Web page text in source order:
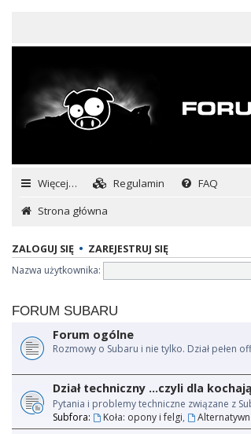
Więcej… Regulamin FAQ
Strona główna
ZALOGUJ SIĘ • ZAREJESTRUJ SIĘ
Nazwa użytkownika:
FORUM SUBARU
Forum ogólne
Rozmowy o Subaru i nie tylko. Dział pełen
Dział techniczny ...czyli dla
Pytania i problemy techniczne związane z
Subfora:
Koła: opony i felgi,